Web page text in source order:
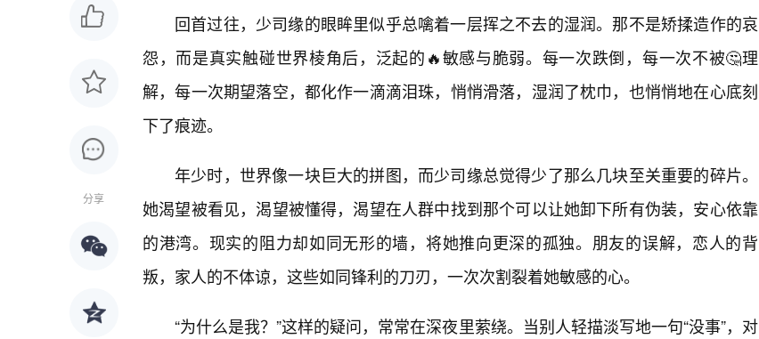
分享
回首过往，少司缘的眼眸里似乎总噙着一层挥之不去的湿润。那不是矫揉造作的哀
怨，而是真实触碰世界棱角后，泛起的🔥敏感与脆弱。每一次跌倒，每一次不被🤔理
解，每一次期望落空，都化作一滴滴泪珠，悄悄滑落，湿润了枕巾，也悄悄地在心底刻
下了痕迹。
年少时，世界像一块巨大的拼图，而少司缘总觉得少了那么几块至关重要的碎片。
她渴望被看见，渴望被懂得，渴望在人群中找到那个可以让她卸下所有伪装，安心依靠
的港湾。现实的阻力却如同无形的墙，将她推向更深的孤独。朋友的误解，恋人的背
叛，家人的不体谅，这些如同锋利的刀刃，一次次割裂着她敏感的心。
“为什么是我？”这样的疑问，常常在深夜里萦绕。当别人轻描淡写地一句“没事”，对